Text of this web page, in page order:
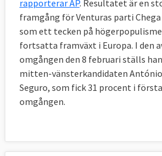
rapporterar AP. Resultatet är en
framgång för Venturas parti Chega
som ett tecken på
fortsatta framväxt i Europa. I den
omgången den 8 februari ställs
mitten-vänsterkandidaten
Seguro, som fick 31 procent i första
omgången.